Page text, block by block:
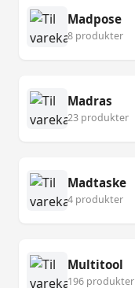
Madpose
8 produkter
Madras
23 produkter
Madtaske
4 produkter
Multitool
196 produkter